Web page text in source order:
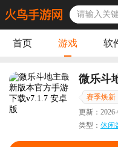
首页 游戏 软
微乐斗
更新：
类型： 休闲